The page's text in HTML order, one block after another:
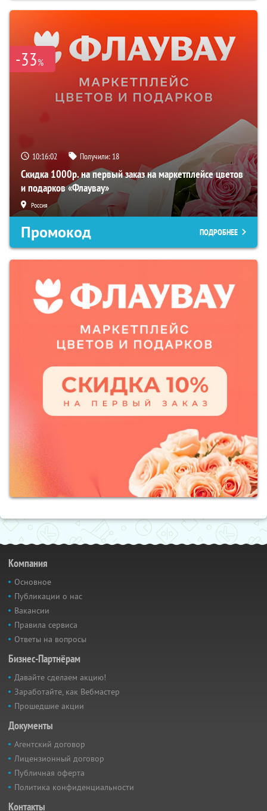
-33%
10:16:01 Получили: 18
Скидка 1000р. на первый заказ на маркетплейсе цветов
и подарков «Флаувау»
Россия
Промокод ПОДРОБНЕЕ
Компания
Основное
Публикации о нас
Вакансии
Правила сервиса
Ответы на вопросы
Бизнес-Партнёрам
Давайте сделаем акцию!
Заработайте, как Вебмастер
Прошедшие акции
Документы
Агентский договор
Лицензионный договор
Публичная оферта
Политика конфиденциальности
Контакты